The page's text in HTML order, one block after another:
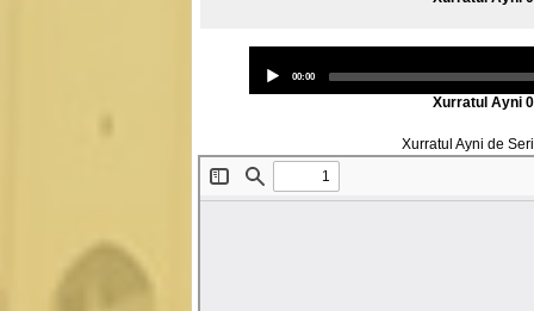
Player
Current
00:00
Xurratul Ayni
Xurratul Ayni de